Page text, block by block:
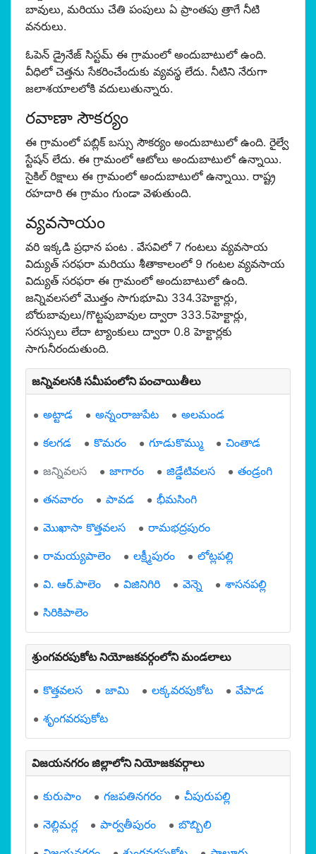
బావులు, మరియు చేతి పంపులు ఏ ప్రాంతపు త్రాగే నీటి
వనరులు.
ఓపెన్ డ్రైనేజ్ సిస్టమ్ ఈ గ్రామంలో అందుబాటులో ఉంది.
వీధిలో చెత్తను సేకరించేందుకు వ్యవస్థ లేదు. నీటిని నేరుగా
జలాశయాలలోకి వదులుతున్నారు.
రవాణా సౌకర్యం
ఈ గ్రామంలో పబ్లిక్ బస్సు సౌకర్యం అందుబాటులో ఉంది. రైల్వే
స్టేషన్ లేదు. ఈ గ్రామంలో ఆటోలు అందుబాటులో ఉన్నాయి.
సైకిల్ రిక్షాలు ఈ గ్రామంలో అందుబాటులో ఉన్నాయి. రాష్ట్ర
రహదారి ఈ గ్రామం గుండా వెళుతుంది.
వ్యవసాయం
వరి ఇక్కడి ప్రధాన పంట . వేసవిలో 7 గంటలు వ్యవసాయ
విద్యుత్ సరఫరా మరియు శీతాకాలంలో 9 గంటల వ్యవసాయ
విద్యుత్ సరఫరా ఈ గ్రామంలో అందుబాటులో ఉంది.
జన్నివలసలో మొత్తం సాగుభూమి 334.3హెక్టార్లు,
బోరుబావులు/గొట్టపుబావుల ద్వారా 333.5హెక్టార్లు,
సరస్సులు లేదా ట్యాంకులు ద్వారా 0.8 హెక్టార్లకు
సాగునీరందుతుంది.
జన్నివలసకి సమీపంలోని పంచాయితీలు
అట్టాడ అన్నంరాజుపేట
అలమండ
కలగడ
కొమరం గూడుకొమ్ము
చింతాడ
జన్నివలస
జాగారం జిడ్డేటివలస
తండ్రంగి
తనవారం
పావడ
భీమసింగి
మొఖాసా కొత్తవలస
రామభద్రపురం
రామయ్యపాలెం
లక్ష్మీపురం
లోట్లపల్లి
వి. ఆర్.పాలెం
విజినిగిరి వెన్నె
శాసనపల్లి
సిరికిపాలెం
శ్రుంగవరపుకోట నియోజకవర్గంలోని మండలాలు
కొత్తవలస జామి లక్కవరపుకోట
వేపాడ
శృంగవరపుకోట
విజయనగరం జిల్లాలోని నియోజకవర్గాలు
కురుపాం గజపతినగరం
చీపురుపల్లి
నెల్లిమర్ల
పార్వతీపురం
బొబ్బిలి